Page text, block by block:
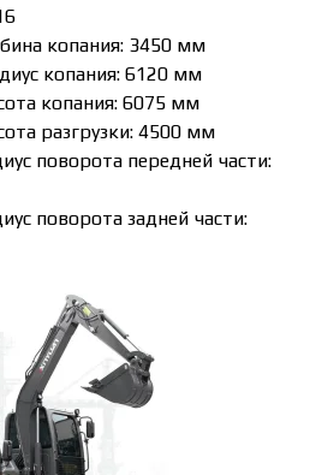
копания: 3450 мм
копания: 6120 мм
копания: 6075 мм
разгрузки: 4500 мм
поворота передней части:
поворота задней части: